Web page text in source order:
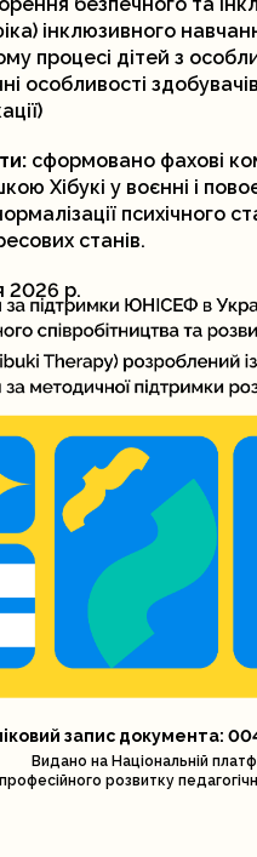
інклюзивного
процесі дітей з
особливості
сформовано фахові
Хібукі у воєнні і
психічного
станів.
2026 р.
запис документа:
Видано на Національній
професійного розвитку